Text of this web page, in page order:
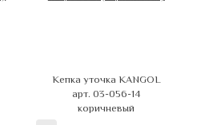
Кепка уточка KANGOL
арт. 03-056-14
коричневый